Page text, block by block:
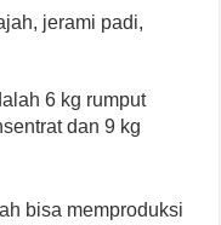
jerami padi,
6 kg rumput
dan 9 kg
bisa memproduksi